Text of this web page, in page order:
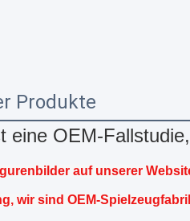
Produkte
eine OEM-
auf unserer
wir sind OEM-